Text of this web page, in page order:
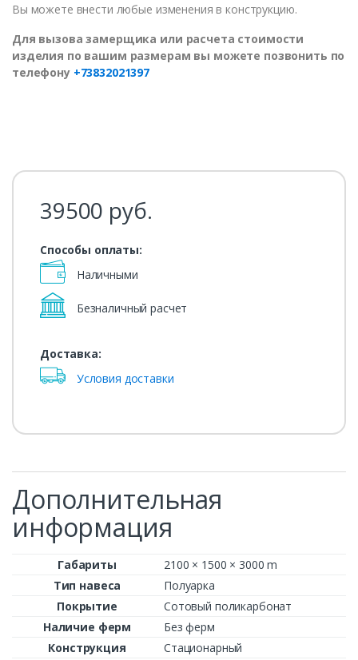
Вы можете внести любые изменения в конструкцию.
Для вызова замерщика или расчета стоимости
изделия по вашим размерам вы можете позвонить по
телефону +73832021397
39500 руб.
Способы оплаты:
Наличными
Безналичный расчет
Доставка:
Условия доставки
Дополнительная
информация
Габариты
2100 × 1500 × 3000 m
Тип навеса
Полуарка
Покрытие
Сотовый поликарбонат
Наличие ферм
Без ферм
Конструкция
Стационарный